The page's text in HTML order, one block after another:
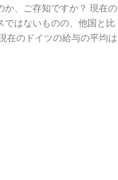
か、ご存知ですか？ 現在の
ではないものの、他国と比
在のドイツの給与の平均は